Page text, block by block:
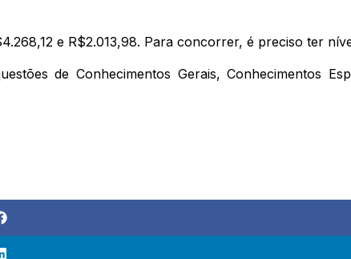
e R$2.013,98. Para concorrer, é preciso ter
de Conhecimentos Gerais, Conhecimentos